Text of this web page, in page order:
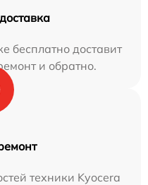
бесплатно доставит
и обратно.
техники Kyocera